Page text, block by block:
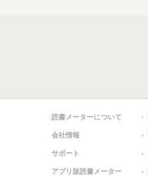
読書メーターについて
会社情報
サポート
アプリ版読書メーター